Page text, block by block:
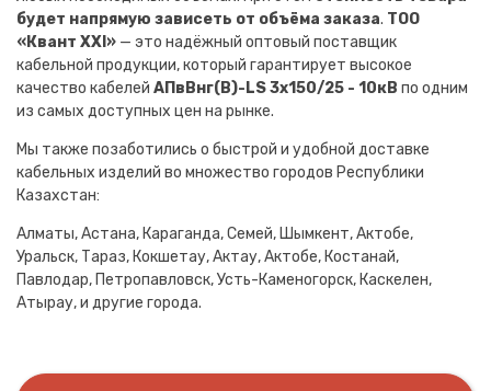
будет напрямую зависеть от объёма заказа. ТОО
«Квант XXI» — это надёжный оптовый поставщик
кабельной продукции, который гарантирует высокое
качество кабелей АПвВнг(B)-LS 3х150/25 - 10кВ по одним
из самых доступных цен на рынке.
Мы также позаботились о быстрой и удобной доставке
кабельных изделий во множество городов Республики
Казахстан:
Алматы, Астана, Караганда, Семей, Шымкент, Актобе,
Уральск, Тараз, Кокшетау, Актау, Актобе, Костанай,
Павлодар, Петропавловск, Усть-Каменогорск, Каскелен,
Атырау, и другие города.